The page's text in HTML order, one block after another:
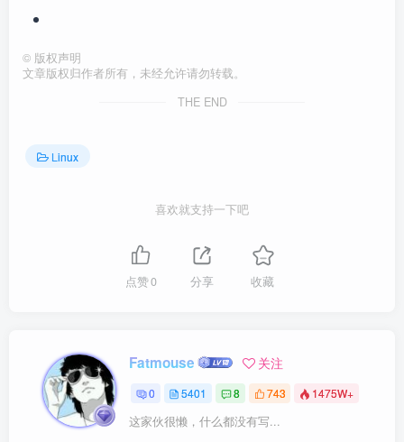
© 版权声明
文章版权归作者所有，未经允许请勿转载。
THE END
Linux
喜欢就支持一下吧
点赞0 分享 收藏
Fatmouse 关注
0 5401 8 743 1475W+
这家伙很懒，什么都没有写...